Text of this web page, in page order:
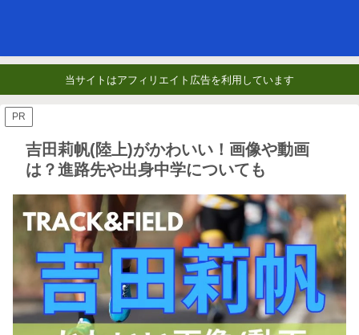
当サイトはアフィリエイト広告を利用しています
PR
吉田莉帆(陸上)がかわいい！画像や動画
は？進路先や出身中学についても